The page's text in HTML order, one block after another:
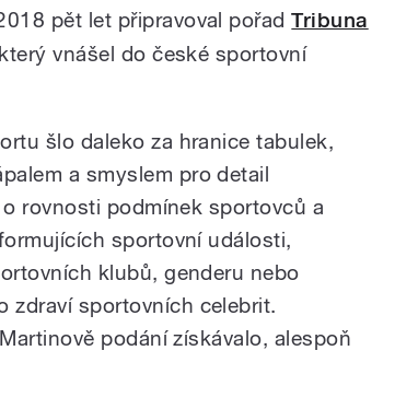
pět let připravoval pořadTribuna
vnášel do české sportovní
šlo daleko za hranice tabulek,
a smyslem pro detail
rovnosti podmínek sportovců a
sportovní události,
klubů, genderu nebo
zdraví sportovních celebrit.
podání získávalo, alespoň